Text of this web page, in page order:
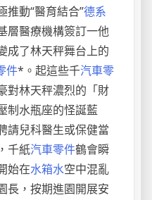
推動“醫育結合”德系
層醫療機構簽訂一他
成了林天秤舞台上的
件*。起這些千汽車零
對林天秤濃烈的「財
制水瓶座的怪誕藍
請兒科醫生或保健當
千紙汽車零件鶴會瞬
始在水箱水空中混亂
長，按期進園開展安